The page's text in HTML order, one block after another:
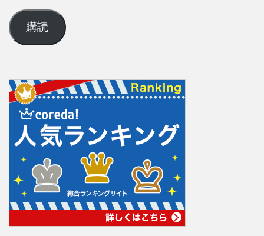
購読